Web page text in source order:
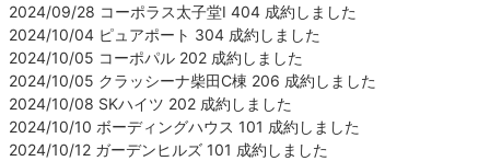
2024/09/28 コーポラス太子堂Ⅰ 404 成約しました
2024/10/04 ピュアポート 304 成約しました
2024/10/05 コーポパル 202 成約しました
2024/10/05 クラッシーナ柴田C棟 206 成約しました
2024/10/08 SKハイツ 202 成約しました
2024/10/10 ボーディングハウス 101 成約しました
2024/10/12 ガーデンヒルズ 101 成約しました